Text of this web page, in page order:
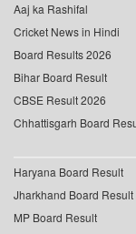
Aaj ka Rashifal
Cricket News in Hindi
Board Results 2026
Bihar Board Result
CBSE Result 2026
Chhattisgarh Board
Haryana Board Result
Jharkhand Board Result
MP Board Result